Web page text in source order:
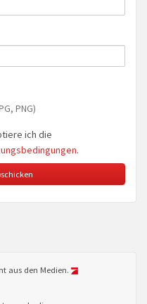
PNG)
ich die
.
aus den Medien.